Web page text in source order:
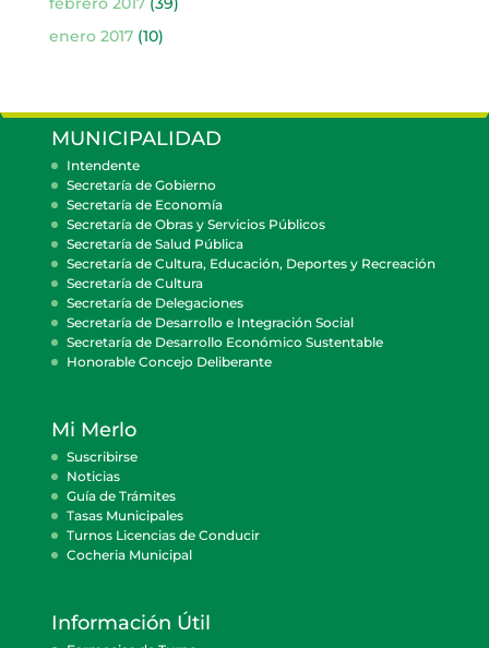
enero 2017(10)
MUNICIPALIDAD
Intendente
Secretaría de Gobierno
Secretaría de Economía
Secretaría de Obras y Servicios Públicos
Secretaría de Salud Pública
Secretaría de Cultura, Educación, Deportes y Recreación
Secretaría de Cultura
Secretaría de Delegaciones
Secretaría de Desarrollo e Integración Social
Secretaría de Desarrollo Económico Sustentable
Honorable Concejo Deliberante
Mi Merlo
Suscribirse
Noticias
Guía de Trámites
Tasas Municipales
Turnos Licencias de Conducir
Cocheria Municipal
Información Útil